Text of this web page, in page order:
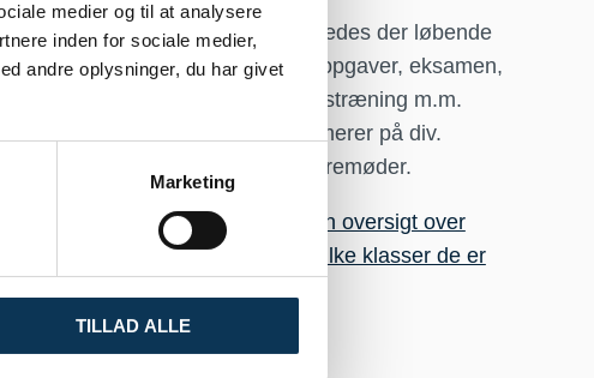
medier og til at analysere
inden for sociale medier,
andre oplysninger, du har givet
Marketing
TILLAD ALLE
nye elever
år og
se
I løbet af skoleåret vejledes der løbende
om valgfag, projekter, opgaver, eksamen,
ekstra tilbud, eksamenstræning m.m.
Studievejlederen informerer på div.
orienterings- og forældremøder.
Under kontakt findes
en oversigt over
studievejlederne og hvilke klasser de er